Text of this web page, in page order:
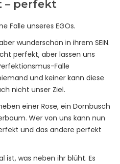
– perfekt
Falle unseres EGOs.
wunderschön in ihrem SEIN.
perfekt, aber lassen uns
Falle
und keiner kann diese
nicht unser Ziel.
einer Rose, ein Dornbusch
Wer von uns kann nun
und das andere perfekt
ist, was neben ihr blüht. Es